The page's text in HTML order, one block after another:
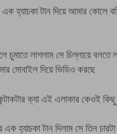
হ্যাচকা টান দিয়ে আমার কোলে
চুমাতে লাগলাম সে চিল্লায়ে
মোবাইল দিয়ে ভিডিও করছে
ক্যা এই এলাকার কেওই
এক হ্যাচকা টান দিলাম সে তিন